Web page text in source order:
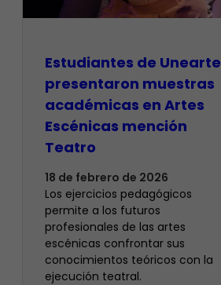
Estudiantes de Unearte
presentaron muestras
académicas en Artes
Escénicas mención
Teatro
18 de febrero de 2026
Los ejercicios pedagógicos
permite a los futuros
profesionales de las artes
escénicas confrontar sus
conocimientos teóricos con la
ejecución teatral.